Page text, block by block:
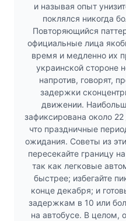
и называя опыт
поклялся никогда
Повторяющийся
официальные лица
время и медленно их
украинской стороне
напротив, говорят,
задержки
движении.
зафиксирована около
что праздничные
ожидания. Советы из
пересекайте границу
так как легковые
быстрее; избегайте
конце декабря; и
задержкам в 10 или
на автобусе. В целом,